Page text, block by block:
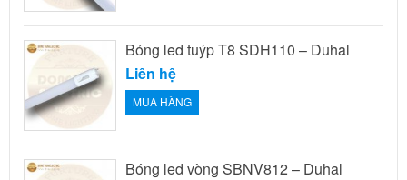
Bóng led tuýp T8 SDH110 – Duhal
Liên hệ
MUA HÀNG
Bóng led vòng SBNV812 – Duhal